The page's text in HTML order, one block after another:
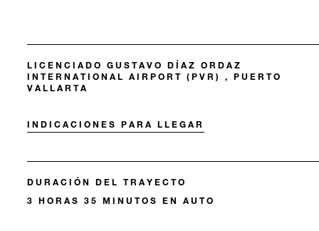
LICENCIADO GUSTAVO DÍAZ ORDAZ
INTERNATIONAL AIRPORT (PVR) , PUERTO
VALLARTA
INDICACIONES PARA LLEGAR
DURACIÓN DEL TRAYECTO
3 HORAS 35 MINUTOS EN AUTO